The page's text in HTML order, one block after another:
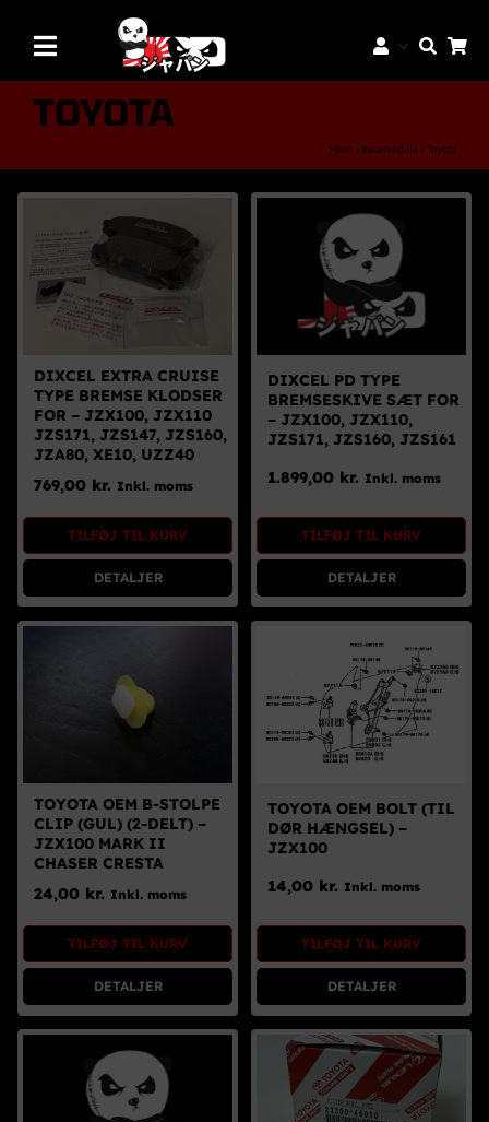
contentToggle
Navigation
Reservedele
Servicedele
K-Truck Dele
Bilpleje
Tilbud
Brugte Dele
Kontakt Os
TOYOTA
Hjem » Reservedele »Toyota
DIXCEL EXTRA CRUISE
TYPE BREMSE KLODSER
FOR – JZX100, JZX110
JZS171, JZS147, JZS160,
JZA80, XE10, UZZ40
769,00 kr. Inkl. moms
TILFØJ TIL KURV
DETALJER
DIXCEL PD TYPE
BREMSESKIVE SÆT FOR
– JZX100, JZX110,
JZS171, JZS160, JZS161
1.899,00 kr. Inkl. moms
TILFØJ TIL KURV
DETALJER
TOYOTA OEM B-STOLPE
CLIP (GUL) (2-DELT) –
JZX100 MARK II
CHASER CRESTA
24,00 kr. Inkl. moms
TILFØJ TIL KURV
DETALJER
TOYOTA OEM BOLT (TIL
DØR HÆNGSEL) –
JZX100
14,00 kr. Inkl. moms
TILFØJ TIL KURV
DETALJER